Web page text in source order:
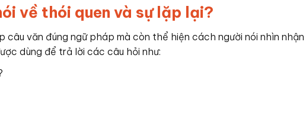
về thói quen và sự lặp lại?
văn đúng ngữ pháp mà còn thể hiện cách người nói nhìn nhận
dùng để trả lời các câu hỏi như: